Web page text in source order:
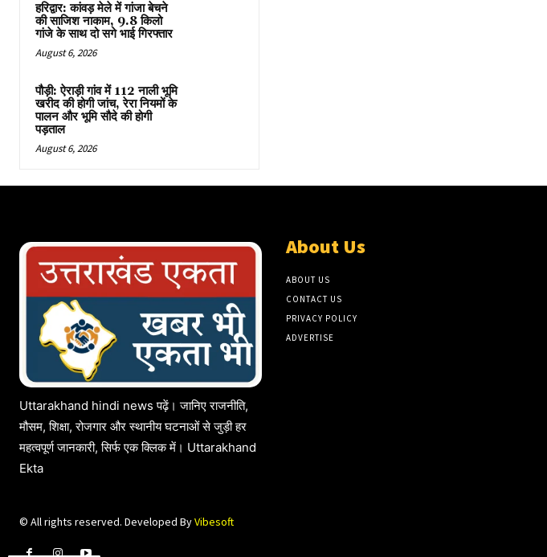
हरिद्वार: कांवड़ मेले में गांजा बेचने
की साजिश नाकाम, 9.8 किलो
गांजे के साथ दो सगे भाई गिरफ्तार
August 6, 2026
पौड़ी: ऐराड़ी गांव में 112 नाली भूमि
खरीद की होगी जांच, रेरा नियमों के
पालन और भूमि सौदे की होगी
पड़ताल
August 6, 2026
Uttarakhand hindi news पढ़ें। जानिए राजनीति,
मौसम, शिक्षा, रोजगार और स्थानीय घटनाओं से जुड़ी हर
महत्वपूर्ण जानकारी, सिर्फ एक क्लिक में। Uttarakhand
Ekta
© All rights reserved. Developed ByVibesoft
About Us
ABOUT US
CONTACT US
PRIVACY POLICY
ADVERTISE